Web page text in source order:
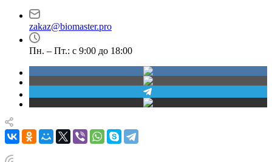
zakaz@biomaster.pro
Пн. – Пт.: с 9:00 до 18:00